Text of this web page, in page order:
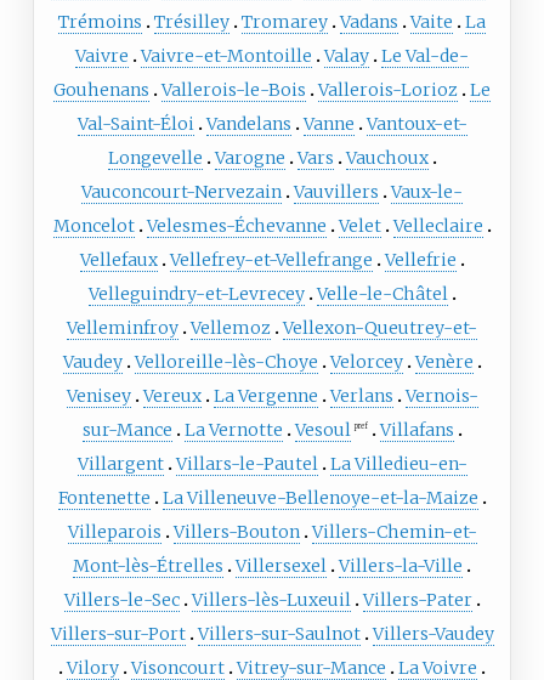
Trémoins
Trésilley Tromarey Vadans Vaite
La
Vaivre
Vaivre-et-Montoille Valay Le Val-de-
Gouhenans
Vallerois-le-Bois Vallerois-Lorioz Le
Val-Saint-Éloi Vandelans Vanne Vantoux-et-
Longevelle Varogne Vars Vauchoux
Vauconcourt-Nervezain Vauvillers
Vaux-le-
Moncelot Velesmes-Échevanne Velet Velleclaire
Vellefaux Vellefrey-et-Vellefrange Vellefrie
Velleguindry-et-Levrecey Velle-le-Châtel
Velleminfroy Vellemoz Vellexon-Queutrey-et-
Vaudey Velloreille-lès-Choye Velorcey Venère
Venisey Vereux La Vergenne Verlans Vernois-
sur-Mance
La Vernotte Vesoul pref
Villafans
Villargent Villars-le-Pautel La Villedieu-en-
Fontenette
La Villeneuve-Bellenoye-et-la-Maize
Villeparois Villers-Bouton Villers-Chemin-et-
Mont-lès-Étrelles
Villersexel Villers-la-Ville
Villers-le-Sec Villers-lès-Luxeuil Villers-Pater
Villers-sur-Port Villers-sur-Saulnot Villers-Vaudey
Vilory Visoncourt Vitrey-sur-Mance
La Voivre